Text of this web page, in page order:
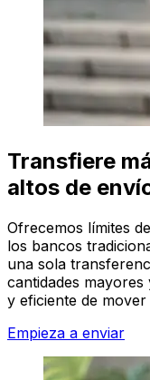
Transfiere
altos de
Ofrecemos límites
los bancos
una sola
cantidades
y eficiente de
Empieza a enviar